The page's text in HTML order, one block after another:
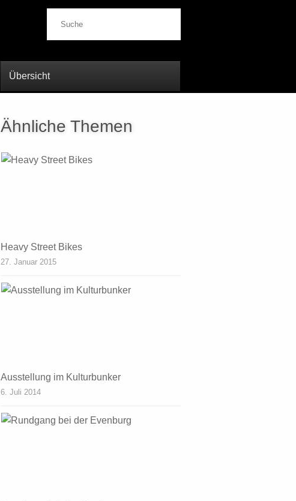
Suche
Übersicht
Ähnliche Themen
Heavy Street Bikes
27. Januar 2015
Ausstellung im Kulturbunker
6. Juli 2014